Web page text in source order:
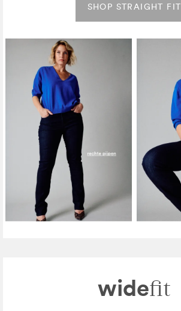
SHOP STRAIGHT FIT
widefit